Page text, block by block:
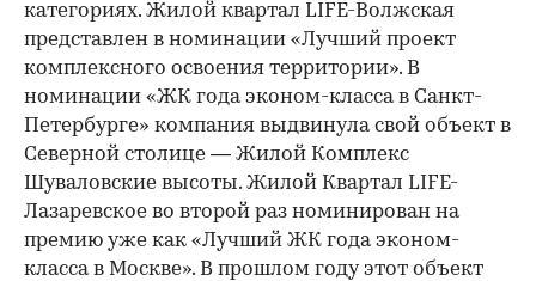
категориях. Жилой квартал LIFE-Волжская
представлен в номинации «Лучший проект
комплексного освоения территории». В
номинации «ЖК года эконом-класса в Санкт-
Петербурге» компания выдвинула свой объект в
Северной столице — Жилой Комплекс
Шуваловские высоты. Жилой Квартал LIFE-
Лазаревское во второй раз номинирован на
премию уже как «Лучший ЖК года эконом-
класса в Москве». В прошлом году этот объект